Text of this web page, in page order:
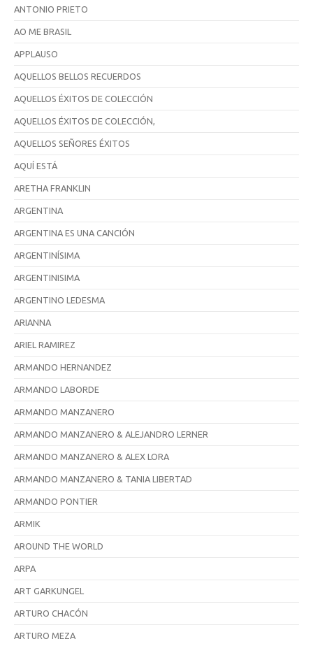
ANTONIO PRIETO
AO ME BRASIL
APPLAUSO
AQUELLOS BELLOS RECUERDOS
AQUELLOS ÉXITOS DE COLECCIÓN
AQUELLOS ÉXITOS DE COLECCIÓN,
AQUELLOS SEÑORES ÉXITOS
AQUÍ ESTÁ
ARETHA FRANKLIN
ARGENTINA
ARGENTINA ES UNA CANCIÓN
ARGENTINÍSIMA
ARGENTINISIMA
ARGENTINO LEDESMA
ARIANNA
ARIEL RAMIREZ
ARMANDO HERNANDEZ
ARMANDO LABORDE
ARMANDO MANZANERO
ARMANDO MANZANERO & ALEJANDRO LERNER
ARMANDO MANZANERO & ALEX LORA
ARMANDO MANZANERO & TANIA LIBERTAD
ARMANDO PONTIER
ARMIK
AROUND THE WORLD
ARPA
ART GARKUNGEL
ARTURO CHACÓN
ARTURO MEZA